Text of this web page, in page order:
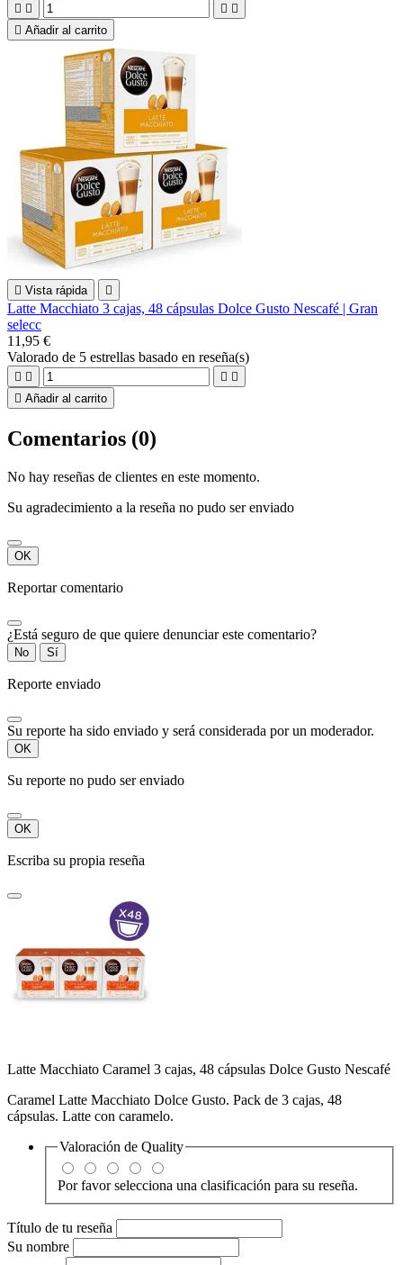
   
 Añadir al carrito
 Vista rápida 
Latte Macchiato 3 cajas, 48 cápsulas Dolce Gusto Nescafé | Gran
selecc
11,95 €
Valorado de 5 estrellas basado en reseña(s)
   
 Añadir al carrito
Comentarios (0)
No hay reseñas de clientes en este momento.
Su agradecimiento a la reseña no pudo ser enviado
OK
Reportar comentario
¿Está seguro de que quiere denunciar este comentario?
No Sí
Reporte enviado
Su reporte ha sido enviado y será considerada por un moderador.
OK
Su reporte no pudo ser enviado
OK
Escriba su propia reseña
Latte Macchiato Caramel 3 cajas, 48 cápsulas Dolce Gusto Nescafé
Caramel Latte Macchiato Dolce Gusto. Pack de 3 cajas, 48
cápsulas. Latte con caramelo.
Valoración de Quality
Por favor selecciona una clasificación para su reseña.
Título de tu reseña
Su nombre